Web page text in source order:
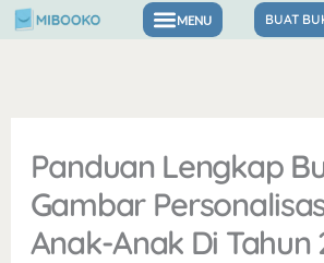
Lewati
BUAT
Panduan Lengkap
Gambar
Anak-Anak Di Tahun